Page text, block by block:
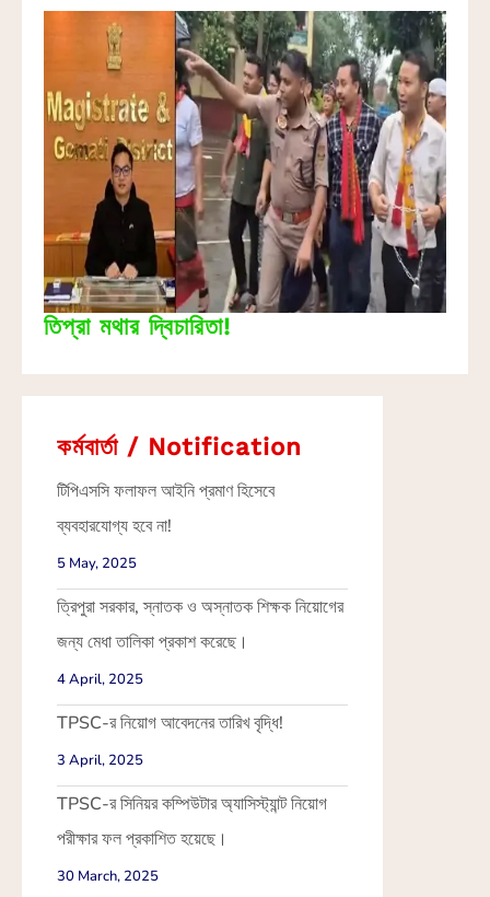
তিপ্রা মথার দ্বিচারিতা!
কর্মবার্তা / Notification
টিপিএসসি ফলাফল আইনি প্রমাণ হিসেবে
ব্যবহারযোগ্য হবে না!
5 May, 2025
ত্রিপুরা সরকার, স্নাতক ও অস্নাতক শিক্ষক নিয়োগের
জন্য মেধা তালিকা প্রকাশ করেছে।
4 April, 2025
TPSC-র নিয়োগ আবেদনের তারিখ বৃদ্ধি!
3 April, 2025
TPSC-র সিনিয়র কম্পিউটার অ্যাসিস্ট্যান্ট নিয়োগ
পরীক্ষার ফল প্রকাশিত হয়েছে।
30 March, 2025